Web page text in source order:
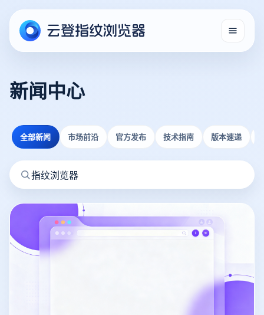
新闻中心
全部新闻 市场前沿 官方发布 技术指南 版本速递